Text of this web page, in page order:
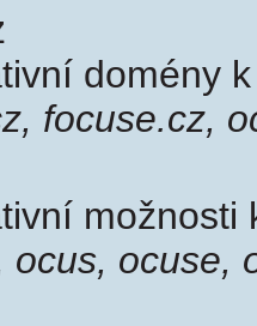
domény
focuse.cz,
možnosti
ocus, ocuse,